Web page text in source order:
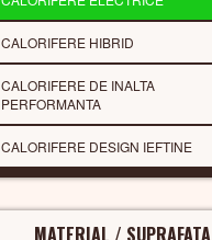
CALORIFERE HIBRID
CALORIFERE DE INALTA
PERFORMANTA
CALORIFERE DESIGN IEFTINE
MATERIAL / SUPRAFATA